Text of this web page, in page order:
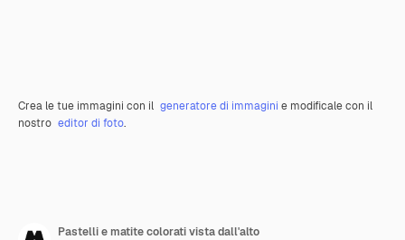
Crea le tue immagini con il generatore di immagini e modificale con il
nostro editor di foto.
Pastelli e matite colorati vista dall'alto